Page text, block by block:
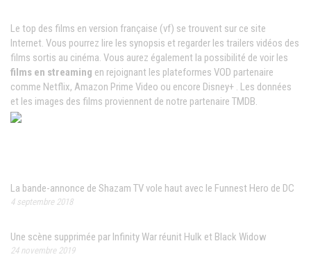
Le top des films en version française (vf) se trouvent sur ce site
Internet. Vous pourrez lire les synopsis et regarder les trailers vidéos des
films sortis au cinéma. Vous aurez également la possibilité de voir les
films en streaming en rejoignant les plateformes VOD partenaire
comme Netflix, Amazon Prime Video ou encore Disney+ . Les données
et les images des films proviennent de notre partenaire TMDB.
La bande-annonce de Shazam TV vole haut avec le Funnest Hero de DC
4 septembre 2018
Une scène supprimée par Infinity War réunit Hulk et Black Widow
24 novembre 2019